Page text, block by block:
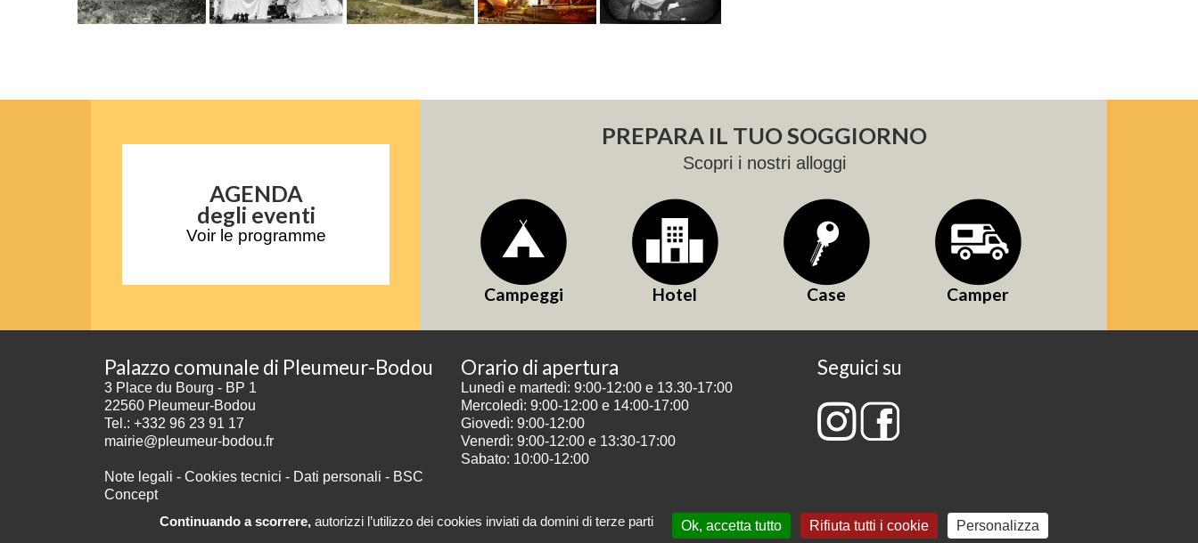
AGENDA
degli eventi
Voir le programme
PREPARA IL TUO SOGGIORNO
Scopri i nostri alloggi
Campeggi Hotel Case Camper
Palazzo comunale di Pleumeur-Bodou
3 Place du Bourg - BP 1
22560 Pleumeur-Bodou
Tel.: +332 96 23 91 17
mairie@pleumeur-bodou.fr
Note legali - Cookies tecnici - Dati personali - BSC
Concept
Orario di apertura
Lunedì e martedì: 9:00-12:00 e 13.30-17:00
Mercoledì: 9:00-12:00 e 14:00-17:00
Giovedì: 9:00-12:00
Venerdì: 9:00-12:00 e 13:30-17:00
Sabato: 10:00-12:00
Seguici su
Continuando a scorrere,autorizzi l’utilizzo dei cookies inviati da domini di terze parti Ok, accetta tutto Rifiuta tutti i cookie Personalizza